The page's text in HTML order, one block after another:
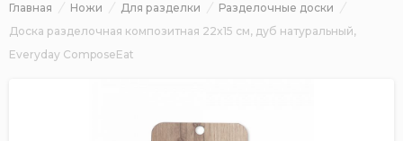
Главная Ножи Для разделки
Разделочные доски
Доска разделочная композитная 22x15 см, дуб натуральный,
Everyday ComposeEat